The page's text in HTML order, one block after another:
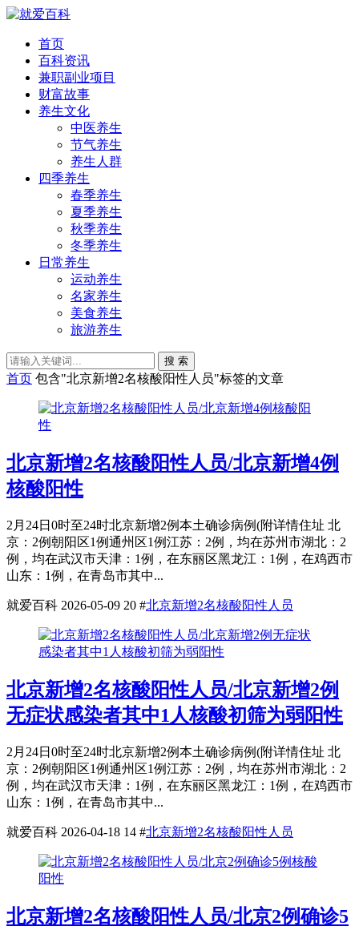
首页
百科资讯
兼职副业项目
财富故事
养生文化
中医养生
节气养生
养生人群
四季养生
春季养生
夏季养生
秋季养生
冬季养生
日常养生
运动养生
名家养生
美食养生
旅游养生
搜 索
首页 包含"北京新增2名核酸阳性人员"标签的文章
北京新增2名核酸阳性人员/北京新增4例
核酸阳性
2月24日0时至24时北京新增2例本土确诊病例(附详情住址 北
京：2例朝阳区1例通州区1例江苏：2例，均在苏州市湖北：2
例，均在武汉市天津：1例，在东丽区黑龙江：1例，在鸡西市
山东：1例，在青岛市其中...
就爱百科 2026-05-09 20 #北京新增2名核酸阳性人员
北京新增2名核酸阳性人员/北京新增2例
无症状感染者其中1人核酸初筛为弱阳性
2月24日0时至24时北京新增2例本土确诊病例(附详情住址 北
京：2例朝阳区1例通州区1例江苏：2例，均在苏州市湖北：2
例，均在武汉市天津：1例，在东丽区黑龙江：1例，在鸡西市
山东：1例，在青岛市其中...
就爱百科 2026-04-18 14 #北京新增2名核酸阳性人员
北京新增2名核酸阳性人员/北京2例确诊5